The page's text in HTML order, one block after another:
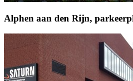
Alphen aan den Rijn,